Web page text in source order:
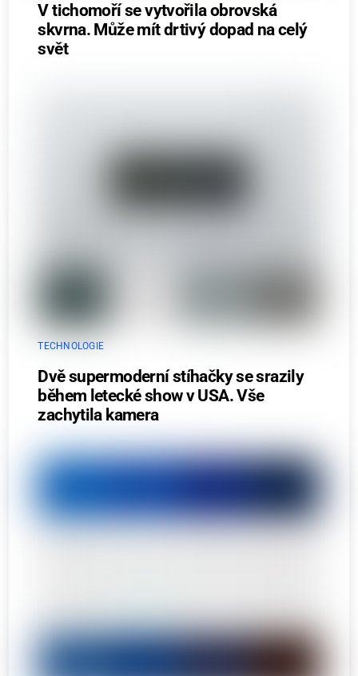
V tichomoří se vytvořila obrovská
skvrna. Může mít drtivý dopad na celý
svět
TECHNOLOGIE
Dvě supermoderní stíhačky se srazily
během letecké show v USA. Vše
zachytila kamera